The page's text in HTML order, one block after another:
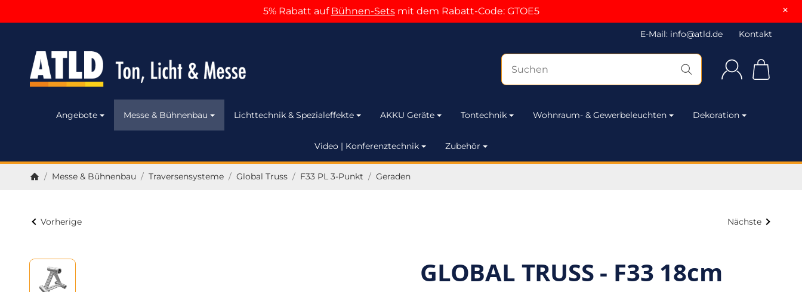
5% Rabatt auf Bühnen-Setsmit dem Rabatt-Code: GTOE5 ×
E-Mail: info@atld.de Kontakt
Angebote Messe & Bühnenbau Lichttechnik & Spezialeffekte AKKU Geräte Tontechnik Wohnraum- & Gewerbeleuchten Dekoration
Video | Konferenztechnik Zubehör
/ Messe & Bühnenbau / Traversensysteme / Global Truss / F33 PL 3-Punkt / Geraden
Vorherige Nächste
GLOBAL TRUSS - F33 18cm